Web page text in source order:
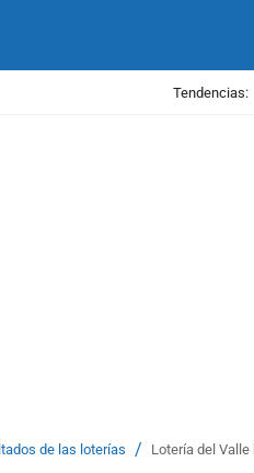
Tendencias:
de las loterías / Lotería del